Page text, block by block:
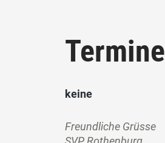
Termine
keine
Freundliche Grüsse